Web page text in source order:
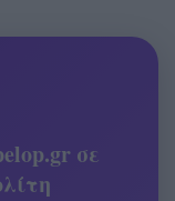
σε